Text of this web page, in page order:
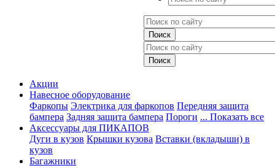
Акции
Навесное оборудование
Фаркопы Электрика для фаркопов Передняя защита
бампера Задняя защита бампера Пороги ... Показать все
Аксессуары для ПИКАПОВ
Дуги в кузов Крышки кузова Вставки (вкладыши) в
кузов
Багажники